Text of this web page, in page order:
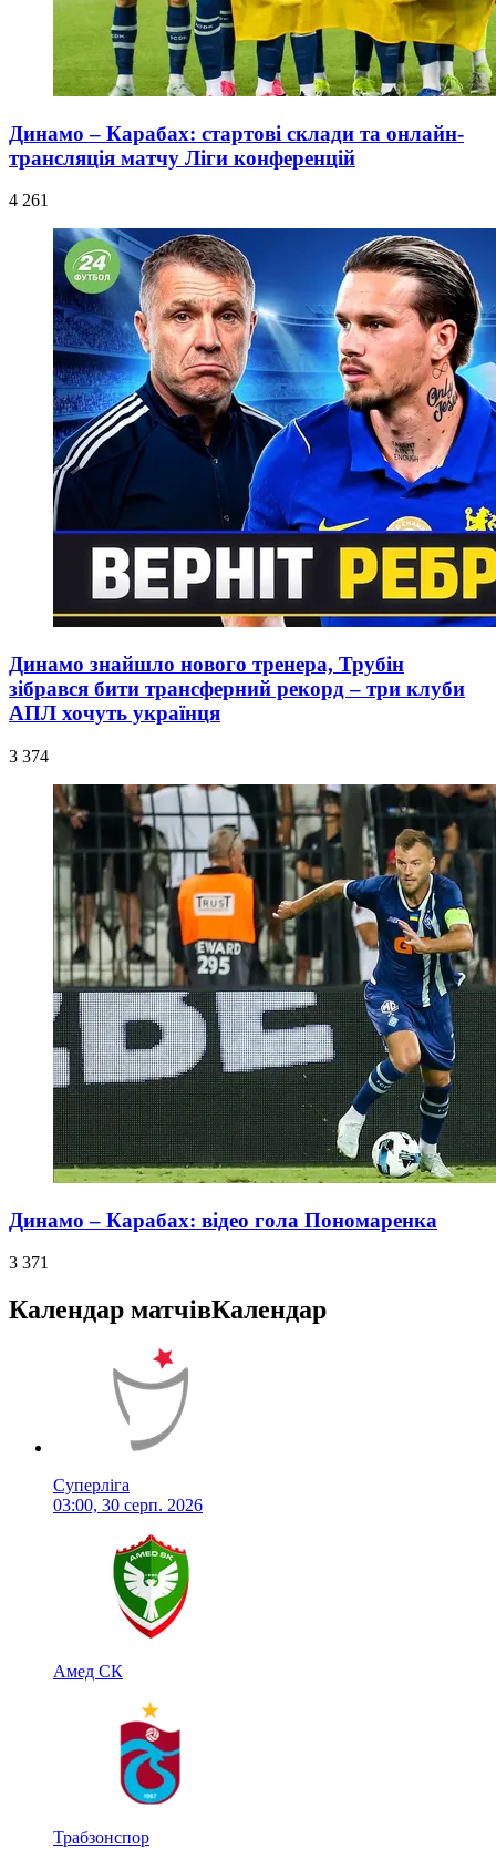
Динамо – Карабах: стартові склади та онлайн-
трансляція матчу Ліги конференцій
4 261
Динамо знайшло нового тренера, Трубін
зібрався бити трансферний рекорд – три клуби
АПЛ хочуть українця
3 374
Динамо – Карабах: відео гола Пономаренка
3 371
Календар матчівКалендар
Суперліга
03:00, 30 серп. 2026
Амед СК
Трабзонспор